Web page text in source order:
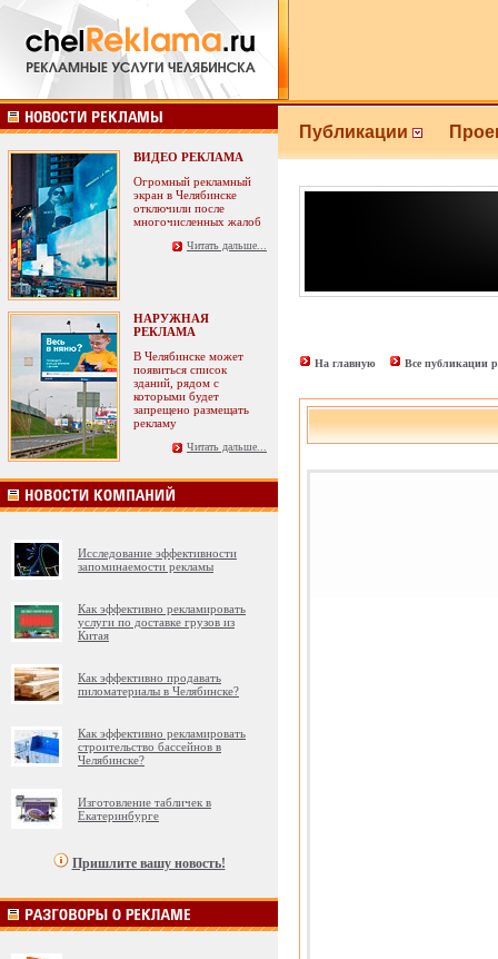
ВИДЕО РЕКЛАМА
Огромный рекламный
экран в Челябинске
отключили после
многочисленных жалоб
Читать дальше...
НАРУЖНАЯ
РЕКЛАМА
В Челябинске может
появиться список
зданий, рядом с
которыми будет
запрещено размещать
рекламу
Читать дальше...
Исследование эффективности
запоминаемости рекламы
Как эффективно рекламировать
услуги по доставке грузов из
Китая
Как эффективно продавать
пиломатериалы в Челябинске?
Как эффективно рекламировать
строительство бассейнов в
Челябинске?
Изготовление табличек в
Екатеринбурге
Пришлите вашу новость!
Публикации
На главную Все публикации